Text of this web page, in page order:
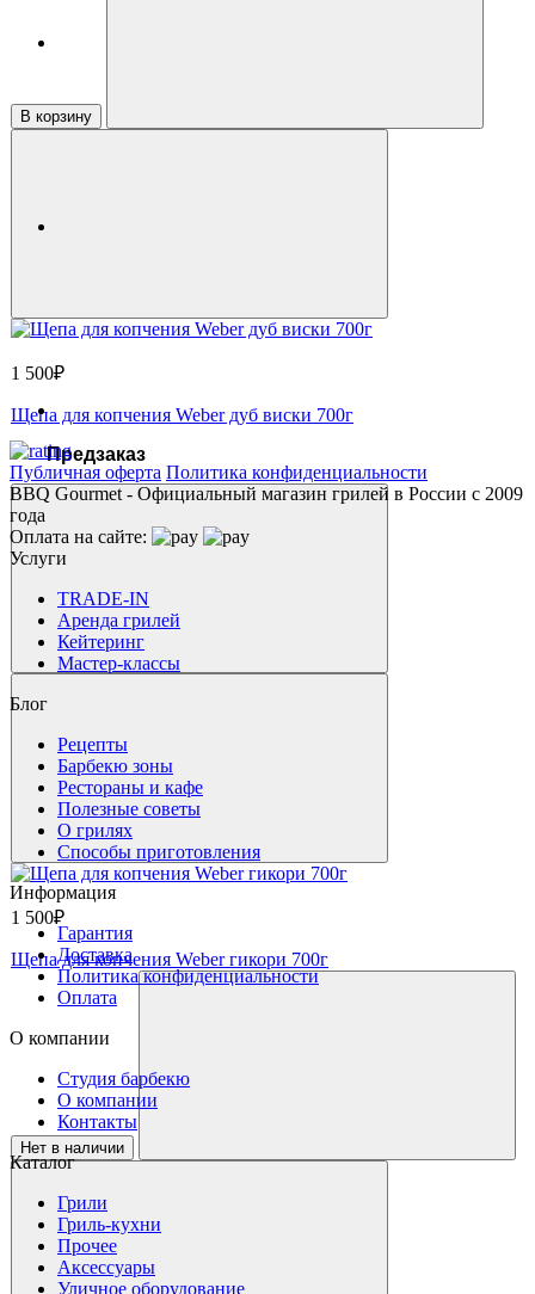
В корзину
1 500₽
Щепа для копчения Weber дуб виски 700г
Предзаказ
1 500₽
Щепа для копчения Weber гикори 700г
Нет в наличии
Публичная оферта Политика конфиденциальности
BBQ Gourmet - Официальный магазин грилей в России с 2009
года
Оплата на сайте:
Услуги
TRADE-IN
Аренда грилей
Кейтеринг
Мастер-классы
Блог
Рецепты
Барбекю зоны
Рестораны и кафе
Полезные советы
О грилях
Способы приготовления
Информация
Гарантия
Доставка
Политика конфиденциальности
Оплата
О компании
Студия барбекю
О компании
Контакты
Каталог
Грили
Гриль-кухни
Прочее
Аксессуары
Уличное оборудование